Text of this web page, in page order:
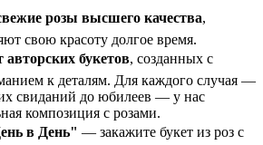
розы высшего качества,
свою красоту долгое время.
авторских букетов, созданных с
к деталям. Для каждого случая —
свиданий до юбилеев — у нас
композиция с розами.
в День" — закажите букет из роз с